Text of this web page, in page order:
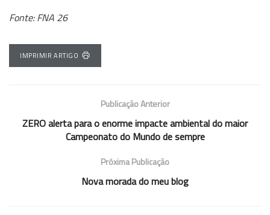
Fonte: FNA 26
IMPRIMIR ARTIGO
Publicação Anterior
ZERO alerta para o enorme impacte ambiental do maior
Campeonato do Mundo de sempre
Próxima Publicação
Nova morada do meu blog